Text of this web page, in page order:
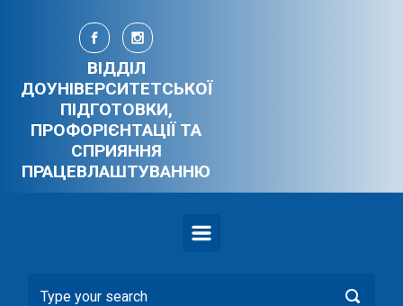
Skip to main content
ВІДДІЛ
ДОУНІВЕРСИТЕТСЬКОЇ
ПІДГОТОВКИ,
ПРОФОРІЄНТАЦІЇ ТА
СПРИЯННЯ
ПРАЦЕВЛАШТУВАННЮ